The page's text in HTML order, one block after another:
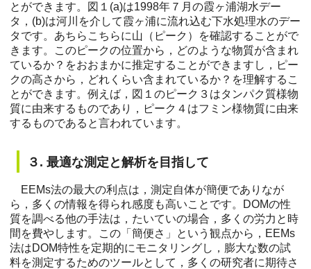
とができます。図１(a)は1998年７月の霞ヶ浦湖水デー
タ，(b)は河川を介して霞ヶ浦に流れ込む下水処理水のデー
タです。あちらこちらに山（ピーク）を確認することがで
きます。このピークの位置から，どのような物質が含まれ
ているか？をおおまかに推定することができますし，ピー
クの高さから，どれくらい含まれているか？を理解するこ
とができます。例えば，図１のピーク３はタンパク質様物
質に由来するものであり，ピーク４はフミン様物質に由来
するものであると言われています。
３. 最適な測定と解析を目指して
EEMs法の最大の利点は，測定自体が簡便でありなが
ら，多くの情報を得られ感度も高いことです。DOMの性
質を調べる他の手法は，たいていの場合，多くの労力と時
間を費やします。この「簡便さ」という観点から，EEMs
法はDOM特性を定期的にモニタリングし，膨大な数の試
料を測定するためのツールとして，多くの研究者に期待さ